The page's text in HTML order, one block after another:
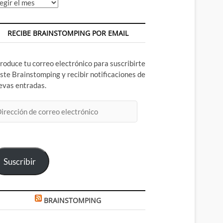
RECIBE BRAINSTOMPING POR EMAIL
tu correo electrónico para suscribirte
Brainstomping y recibir notificaciones de
entradas.
Suscribir
BRAINSTOMPING